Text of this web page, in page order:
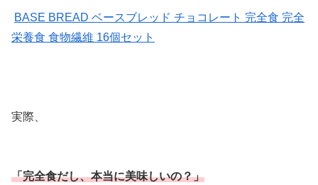
BASE BREAD ベースブレッド チョコレート 完全食 完全
栄養食 食物繊維 16個セット
実際、
「完全食だし、本当に美味しいの？」